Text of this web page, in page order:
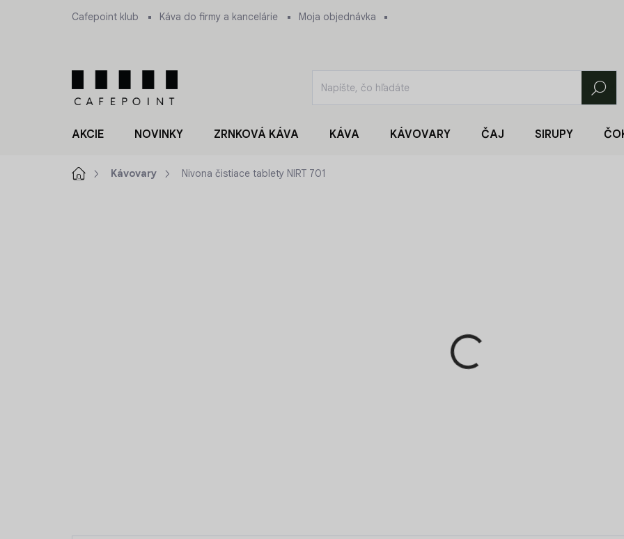
Cafepoint klub Káva do firmy a kancelárie Moja objednávka
Hľadať
AKCIE NOVINKY ZRNKOVÁ KÁVA KÁVA KÁVOVARY ČAJ SIRUPY
DomovKávovary Nivona čistiace tablety NIRT 701